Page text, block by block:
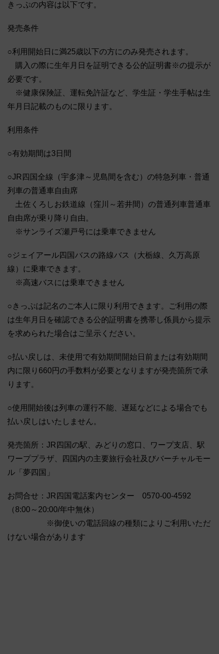
きっぷの内容は以下です。
発売条件
○利用開始日に満25歳以下の方にのみ発売されます。
購入の際に生年月日を証明できる公的証明書※の提示が
必要です。
※健康保険証、運転免許証など、学生証・学生手帖は生
年月日記載のものに限ります。
利用条件
○有効期間は3日間
○JR四国全線（宇多津～児島間を含む）の特急列車・普通
列車の普通車自由席
土佐くろしお鉄道線（窪川～若井間）の普通列車普通車
自由席が乗り降り自由。
※サンライズ瀬戸号には乗車できません
○ジェイアール四国バスの路線バス（大栃線、久万高原
線）に乗車できます。
※高速バスには乗車できません
○きっぷは記名のご本人に限り利用できます。ご利用の際
は生年月日を確認できる公的証明書を携帯し係員から提示
を求められた場合はご呈示ください。
○払い戻しは、未使用で有効期間開始日前または有効期間
内に限り660円の手数料が必要となりますが発売箇所で承
ります。
○使用開始後は列車の運行不能、遅延などによる場合でも
払い戻しはいたしません。
発売箇所：JR四国の駅、みどりの窓口、ワープ支店、駅
ワーププラザ、四国内の主要旅行会社及びバーチャルモー
ル「夢四国」
お問合せ：JR四国電話案内センター 0570-00-4592
（8:00～20:00/年中無休）
※御使いの電話回線の種類によりご利用いただ
けない場合があります